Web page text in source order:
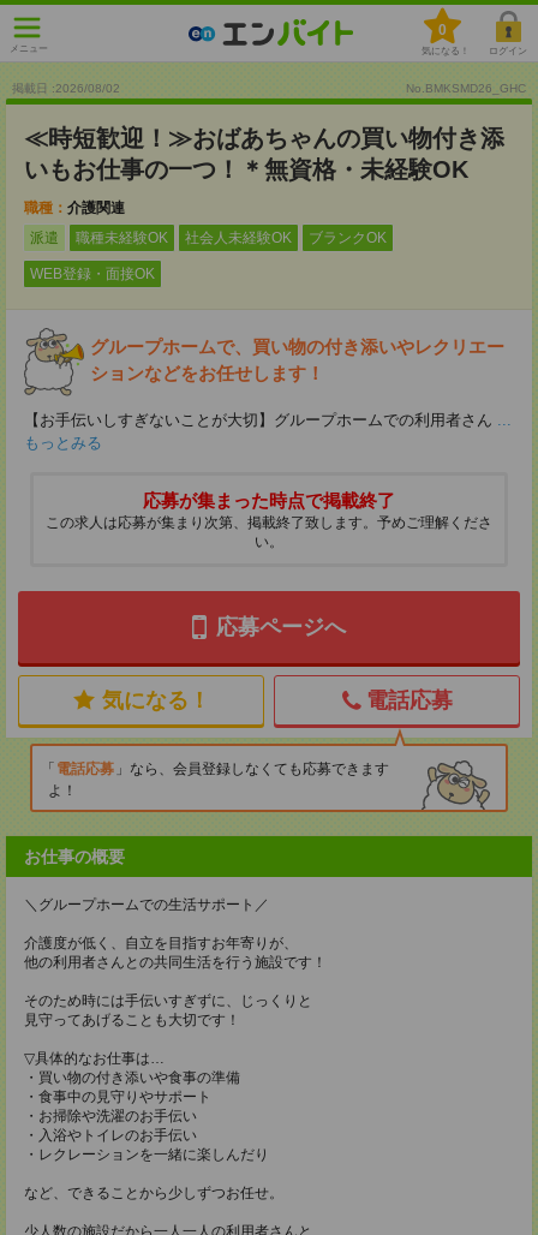
メニュー
0
気になる！ ログイン
掲載日 :2026/08/02 No.BMKSMD26_GHC
≪時短歓迎！≫おばあちゃんの買い物付き添
いもお仕事の一つ！＊無資格・未経験OK
職種： 介護関連
派遣
職種未経験OK 社会人未経験OK ブランクOK
WEB登録・面接OK
グループホームで、買い物の付き添いやレクリエー
ションなどをお任せします！
【お手伝いしすぎないことが大切】グループホームでの利用者さん ...
もっとみる
応募が集まった時点で掲載終了
この求人は応募が集まり次第、掲載終了致します。予めご理解くださ
い。
応募ページへ
気になる！ 電話応募
電話応募
なら、会員登録しなくても応募できます
よ！
お仕事の概要
＼グループホームでの生活サポート／
介護度が低く、自立を目指すお年寄りが、
他の利用者さんとの共同生活を行う施設です！
そのため時には手伝いすぎずに、じっくりと
見守ってあげることも大切です！
▽具体的なお仕事は…
・買い物の付き添いや食事の準備
・食事中の見守りやサポート
・お掃除や洗濯のお手伝い
・入浴やトイレのお手伝い
・レクレーションを一緒に楽しんだり
など、できることから少しずつお任せ。
少人数の施設だから一人一人の利用者さんと